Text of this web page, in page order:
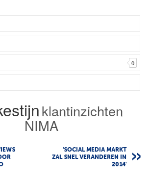
0
klantinzichten
NIMA
'SOCIAL MEDIA MARKT
ZAL SNEL VERANDEREN IN
2014'